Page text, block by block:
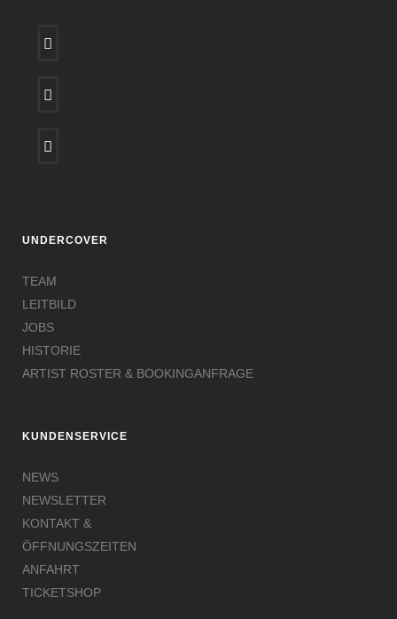
UNDERCOVER
TEAM
LEITBILD
JOBS
HISTORIE
ARTIST ROSTER & BOOKINGANFRAGE
KUNDENSERVICE
NEWS
NEWSLETTER
KONTAKT &
ÖFFNUNGSZEITEN
ANFAHRT
TICKETSHOP